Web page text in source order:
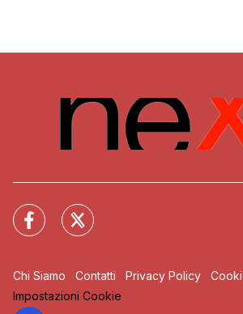
Chi Siamo Contatti Privacy Policy
Impostazioni Cookie